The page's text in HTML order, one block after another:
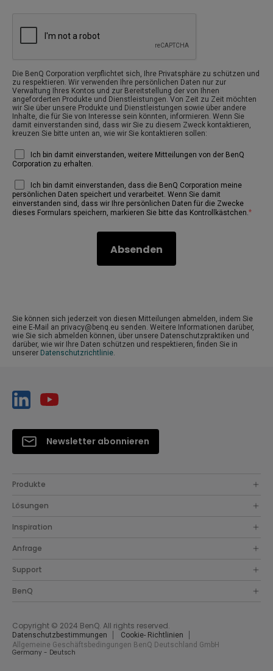
Die BenQ Corporation verpflichtet sich, Ihre Privatsphäre zu schützen und
zu respektieren. Wir verwenden Ihre persönlichen Daten nur zur
Verwaltung Ihres Kontos und zur Bereitstellung der von Ihnen
angeforderten Produkte und Dienstleistungen. Von Zeit zu Zeit möchten
wir Sie über unsere Produkte und Dienstleistungen sowie über andere
Inhalte, die für Sie von Interesse sein könnten, informieren. Wenn Sie
damit einverstanden sind, dass wir Sie zu diesem Zweck kontaktieren,
kreuzen Sie bitte unten an, wie wir Sie kontaktieren sollen:
Ich bin damit einverstanden, weitere Mitteilungen von der BenQ
Corporation zu erhalten.
Ich bin damit einverstanden, dass die BenQ Corporation meine
persönlichen Daten speichert und verarbeitet. Wenn Sie damit
einverstanden sind, dass wir Ihre persönlichen Daten für die Zwecke
dieses Formulars speichern, markieren Sie bitte das Kontrollkästchen. *
Sie können sich jederzeit von diesen Mitteilungen abmelden, indem Sie
eine E-Mail an privacy@benq.eu senden. Weitere Informationen darüber,
wie Sie sich abmelden können, über unsere Datenschutzpraktiken und
darüber, wie wir Ihre Daten schützen und respektieren, finden Sie in
unserer Datenschutzrichtlinie
Newsletter abonnieren
Produkte
Lösungen
Inspiration
Anfrage
Support
BenQ
Copyright © 2024 BenQ. All rights reserved.
Datenschutzbestimmungen
Cookie- Richtlinien
Allgemeine Geschäftsbedingungen BenQ Deutschland GmbH
Germany - Deutsch